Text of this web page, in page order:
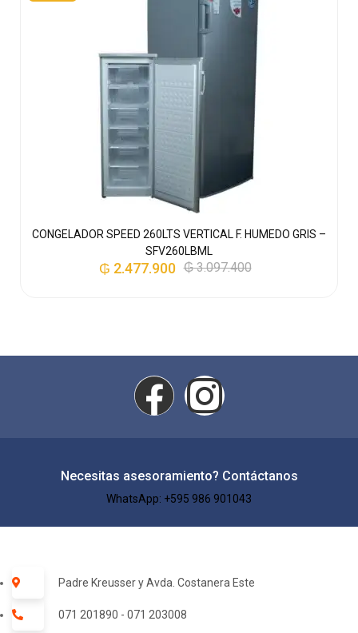
CONGELADOR SPEED 260LTS VERTICAL F. HUMEDO GRIS –
SFV260LBML
₲3.097.400
₲ 2.477.900
Necesitas asesoramiento? Contáctanos
WhatsApp: +595 986 901043​
Padre Kreusser y Avda. Costanera Este
071 201890 - 071 203008